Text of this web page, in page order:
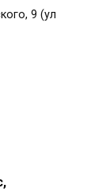
9 (ул